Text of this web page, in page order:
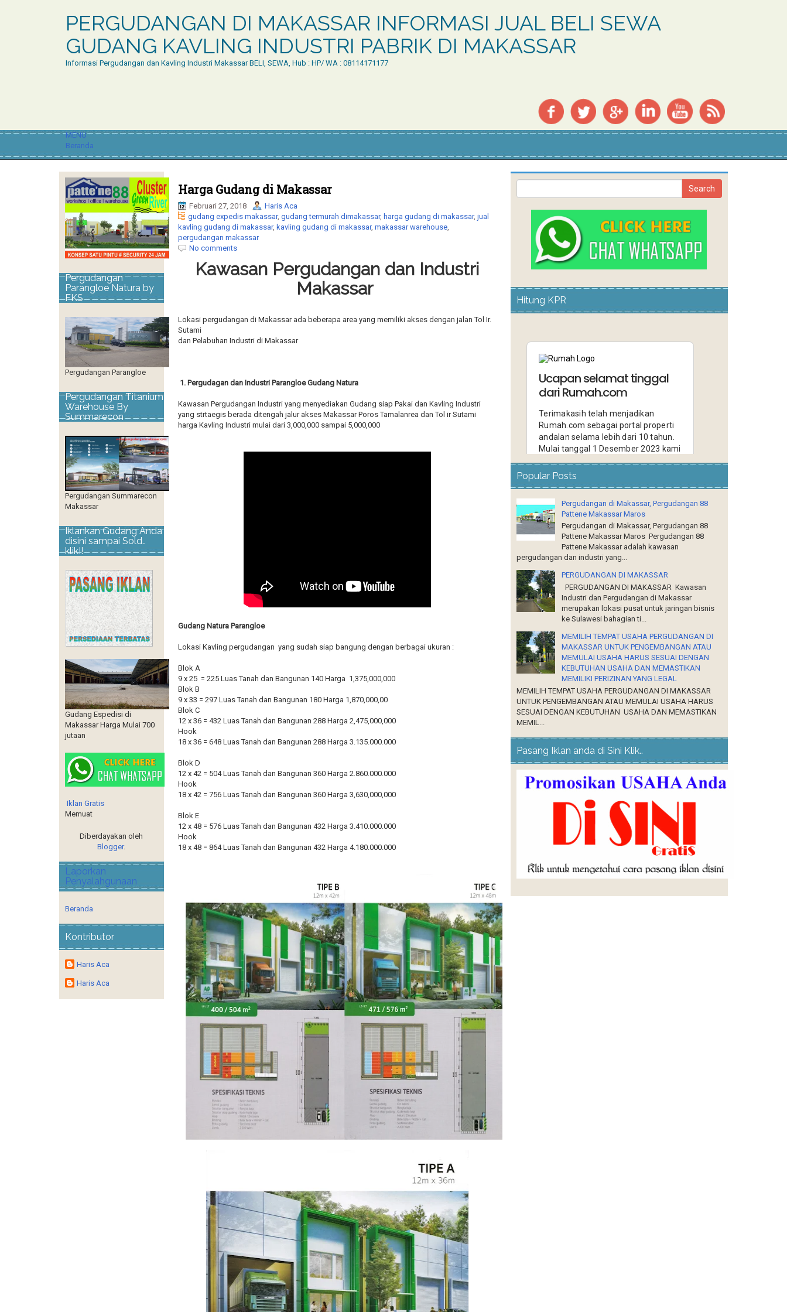
PERGUDANGAN DI MAKASSAR INFORMASI JUAL BELI SEWA
GUDANG KAVLING INDUSTRI PABRIK DI MAKASSAR
Informasi Pergudangan dan Kavling Industri Makassar BELI, SEWA, Hub : HP/ WA : 08114171177
MENU
Beranda
Harga Gudang di Makassar
Februari 27, 2018
Haris Aca
gudang expedis makassar, gudang termurah dimakassar, harga gudang di makassar, jual
kavling gudang di makassar, kavling gudang di makassar, makassar warehouse,
pergudangan makassar
No comments
Kawasan Pergudangan dan Industri
Makassar
Lokasi pergudangan di Makassar ada beberapa area yang memiliki akses dengan jalan Tol Ir.
Sutami
dan Pelabuhan Industri di Makassar
1. Pergudagan dan Industri Parangloe Gudang Natura
Kawasan Pergudangan Industri yang menyediakan Gudang siap Pakai dan Kavling Industri
yang strtaegis berada ditengah jalur akses Makassar Poros Tamalanrea dan Tol ir Sutami
harga Kavling Industri mulai dari 3,000,000 sampai 5,000,000
Gudang Natura Parangloe
Lokasi Kavling pergudangan yang sudah siap bangung dengan berbagai ukuran :
Blok A
9 x 25 = 225 Luas Tanah dan Bangunan 140 Harga 1,375,000,000
Blok B
9 x 33 = 297 Luas Tanah dan Bangunan 180 Harga 1,870,000,00
Blok C
12 x 36 = 432 Luas Tanah dan Bangunan 288 Harga 2,475,000,000
Hook
18 x 36 = 648 Luas Tanah dan Bangunan 288 Harga 3.135.000.000
Blok D
12 x 42 = 504 Luas Tanah dan Bangunan 360 Harga 2.860.000.000
Hook
18 x 42 = 756 Luas Tanah dan Bangunan 360 Harga 3,630,000,000
Blok E
12 x 48 = 576 Luas Tanah dan Bangunan 432 Harga 3.410.000.000
Hook
18 x 48 = 864 Luas Tanah dan Bangunan 432 Harga 4.180.000.000
Pergudangan
Parangloe Natura by
FKS
Pergudangan Parangloe
Pergudangan Titanium
Warehouse By
Summarecon
Pergudangan Summarecon
Makassar
Iklankan Gudang Anda
disini sampai Sold..
klik!!
Gudang Espedisi di
Makassar Harga Mulai 700
jutaan
Iklan Gratis
Memuat
Diberdayakan oleh
Blogger.
Laporkan
Penyalahgunaan
Beranda
Kontributor
Haris Aca
Haris Aca
Hitung KPR
Popular Posts
Pergudangan di Makassar, Pergudangan 88
Pattene Makassar Maros
Pergudangan di Makassar, Pergudangan 88
Pattene Makassar Maros Pergudangan 88
Pattene Makassar adalah kawasan
pergudangan dan industri yang...
PERGUDANGAN DI MAKASSAR
PERGUDANGAN DI MAKASSAR Kawasan
Industri dan Pergudangan di Makassar
merupakan lokasi pusat untuk jaringan bisnis
ke Sulawesi bahagian ti...
MEMILIH TEMPAT USAHA PERGUDANGAN DI
MAKASSAR UNTUK PENGEMBANGAN ATAU
MEMULAI USAHA HARUS SESUAI DENGAN
KEBUTUHAN USAHA DAN MEMASTIKAN
MEMILIKI PERIZINAN YANG LEGAL
MEMILIH TEMPAT USAHA PERGUDANGAN DI MAKASSAR
UNTUK PENGEMBANGAN ATAU MEMULAI USAHA HARUS
SESUAI DENGAN KEBUTUHAN USAHA DAN MEMASTIKAN
MEMIL...
Pasang Iklan anda di Sini Klik..